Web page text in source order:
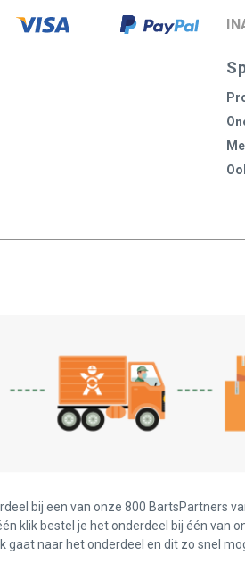
bij een van onze 800 BartsPartners
klik bestel je het onderdeel bij één van
gaat naar het onderdeel en dit zo snel